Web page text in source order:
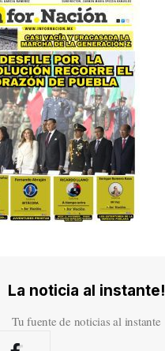
La noticia al instante!
Tu fuente de noticias al instante